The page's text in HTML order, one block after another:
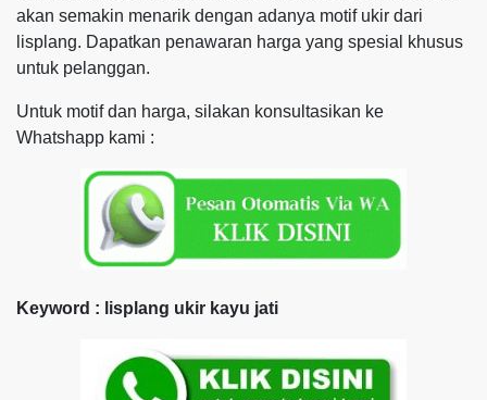
akan semakin menarik dengan adanya motif ukir dari
lisplang. Dapatkan penawaran harga yang spesial khusus
untuk pelanggan.
Untuk motif dan harga, silakan konsultasikan ke
Whatshapp kami :
Keyword : lisplang ukir kayu jati